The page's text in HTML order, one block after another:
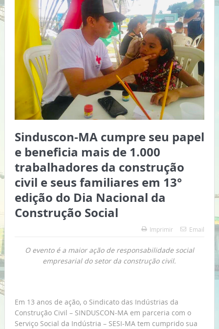
Sinduscon-MA cumpre seu papel
e beneficia mais de 1.000
trabalhadores da construção
civil e seus familiares em 13°
edição do Dia Nacional da
Construção Social
Imprimir Email
O evento é a maior ação de responsabilidade social
empresarial do setor da construção civil.
Em 13 anos de ação, o Sindicato das Indústrias da
Construção Civil – SINDUSCON-MA em parceria com o
Serviço Social da Indústria – SESI-MA tem cumprido sua